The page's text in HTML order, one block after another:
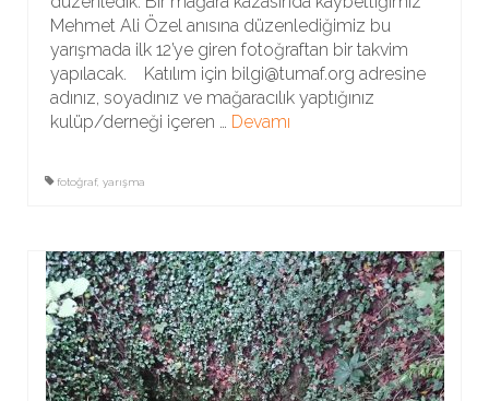
Mehmet Ali Özel anısına düzenlediğimiz bu
yarışmada ilk 12’ye giren fotoğraftan bir takvim
yapılacak. Katılım için bilgi@tumaf.org adresine
adınız, soyadınız ve mağaracılık yaptığınız
kulüp/derneği içeren … Devamı
fotoğraf, yarışma